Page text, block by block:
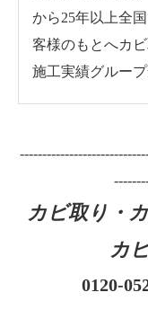
から25年以上全
客様のもとへカ
施工実績グループ
カビ取り・
カ
0120-